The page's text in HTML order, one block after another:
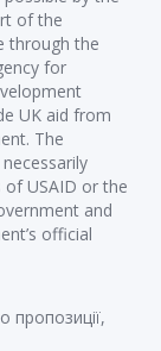
of the
through the
for
UK aid from
The
USAID or the
and
official